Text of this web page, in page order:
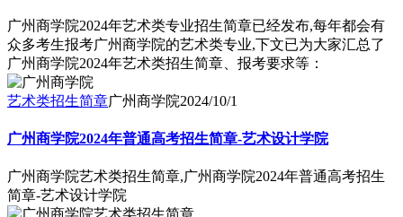
广州商学院2024年艺术类专业招生简章已经发布,每年都会有
众多考生报考广州商学院的艺术类专业,下文已为大家汇总了
广州商学院2024年艺术类招生简章、报考要求等：
艺术类招生简章广州商学院2024/10/1
广州商学院2024年普通高考招生简章-艺术设计学院
广州商学院艺术类招生简章,广州商学院2024年普通高考招生
简章-艺术设计学院